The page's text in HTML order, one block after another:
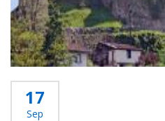
17
Sep